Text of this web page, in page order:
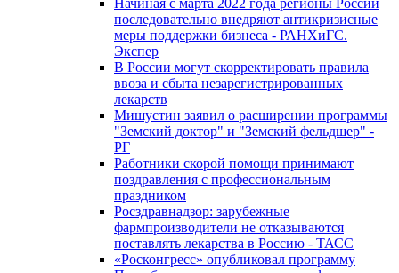
Начиная с марта 2022 года регионы России
последовательно внедряют антикризисные
меры поддержки бизнеса - РАНХиГС.
Экспер
В России могут скорректировать правила
ввоза и сбыта незарегистрированных
лекарств
Мишустин заявил о расширении программы
"Земский доктор" и "Земский фельдшер" -
РГ
Работники скорой помощи принимают
поздравления с профессиональным
праздником
Росздравнадзор: зарубежные
фармпроизводители не отказываются
поставлять лекарства в Россию - ТАСС
«Росконгресс» опубликовал программу